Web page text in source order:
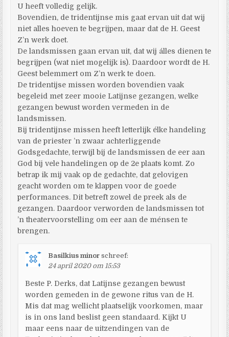
U heeft volledig gelijk.
Bovendien, de tridentijnse mis gaat ervan uit dat wij
niet alles hoeven te begrijpen, maar dat de H. Geest
Z’n werk doet.
De landsmissen gaan ervan uit, dat wij álles dienen te
begrijpen (wat niet mogelijk is). Daardoor wordt de H.
Geest belemmert om Z’n werk te doen.
De tridentijse missen worden bovendien vaak
begeleid met zeer mooie Latijnse gezangen, welke
gezangen bewust worden vermeden in de
landsmissen.
Bij tridentijnse missen heeft letterlijk élke handeling
van de priester ’n zwaar achterliggende
Godsgedachte, terwijl bij de landsmissen de eer aan
God bij vele handelingen op de 2e plaats komt. Zo
betrap ik mij vaak op de gedachte, dat gelovigen
geacht worden om te klappen voor de goede
performances. Dit betreft zowel de preek als de
gezangen. Daardoor verworden de landsmissen tot
’n theatervoorstelling om eer aan de ménsen te
brengen.
Basilkius minor schreef:
24 april 2020 om 15:53
Beste P. Derks, dat Latijnse gezangen bewust
worden gemeden in de gewone ritus van de H.
Mis dat mag wellicht plaatselijk voorkomen, maar
is in ons land beslist geen standaard. Kijkt U
maar eens naar de uitzendingen van de